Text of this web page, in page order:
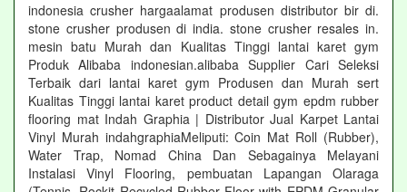
indonesia crusher hargaalamat produsen distributor bir di.
stone crusher produsen di india. stone crusher resales in.
mesin batu Murah dan Kualitas Tinggi lantai karet gym
Produk Alibaba indonesian.alibaba Supplier Cari Seleksi
Terbaik dari lantai karet gym Produsen dan Murah sert
Kualitas Tinggi lantai karet product detail gym epdm rubber
flooring mat Indah Graphia | Distributor Jual Karpet Lantai
Vinyl Murah indahgraphiaMeliputi: Coin Mat Roll (Rubber),
Water Trap, Nomad China Dan Sebagainya Melayani
Instalasi Vinyl Flooring, pembuatan Lapangan Olaraga